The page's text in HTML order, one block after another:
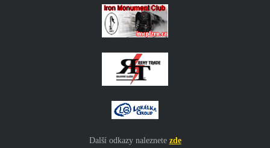
Další odkazy naleznete zde